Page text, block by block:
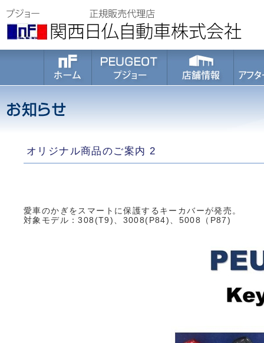
オリジナル商品のご案内 2
愛車のかぎをスマートに保護するキーカバーが発売。
対象モデル：308(T9)、3008(P84)、5008（P87)